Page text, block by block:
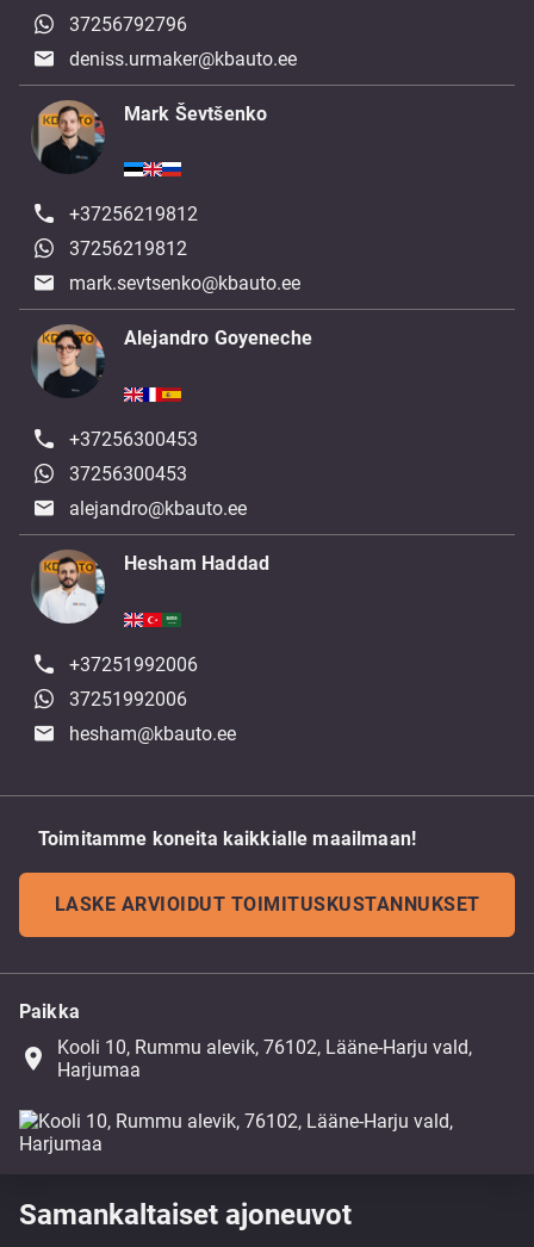
37256792796
deniss.urmaker@kbauto.ee
Mark Ševtšenko
+37256219812
37256219812
mark.sevtsenko@kbauto.ee
Alejandro Goyeneche
+37256300453
37256300453
alejandro@kbauto.ee
Hesham Haddad
+37251992006
37251992006
hesham@kbauto.ee
Toimitamme koneita kaikkialle maailmaan!
LASKE ARVIOIDUT TOIMITUSKUSTANNUKSET
Paikka
place
Kooli 10, Rummu alevik, 76102, Lääne-Harju vald,
Harjumaa
Samankaltaiset ajoneuvot